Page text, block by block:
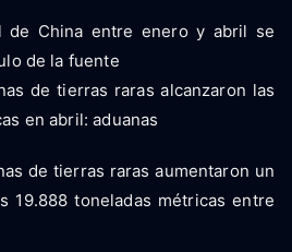
de China entre enero y abril se
de la fuente
de tierras raras alcanzaron las
en abril: aduanas
de tierras raras aumentaron un
19.888 toneladas métricas entre